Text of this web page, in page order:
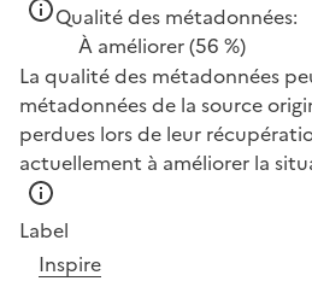
Qualité des métadonnées:
À améliorer(56 %)
La qualité des métadonnées
métadonnées de la source
perdues lors de leur
actuellement à améliorer la
Label
Inspire